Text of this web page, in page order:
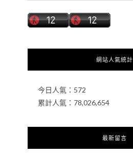
網站人氣統計
今日人氣： 572
累計人氣： 78,026,654
最新留言